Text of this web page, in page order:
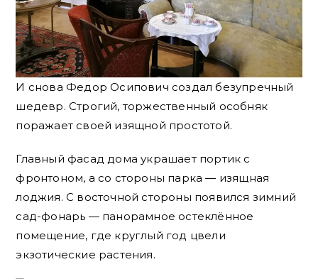
И снова Федор Осипович создал безупречный
шедевр. Строгий, торжественный особняк
поражает своей изящной простотой.
Главный фасад дома украшает портик с
фронтоном, а со стороны парка — изящная
лоджия. С восточной стороны появился зимний
сад-фонарь — панорамное остеклённое
помещение, где круглый год цвели
экзотические растения.